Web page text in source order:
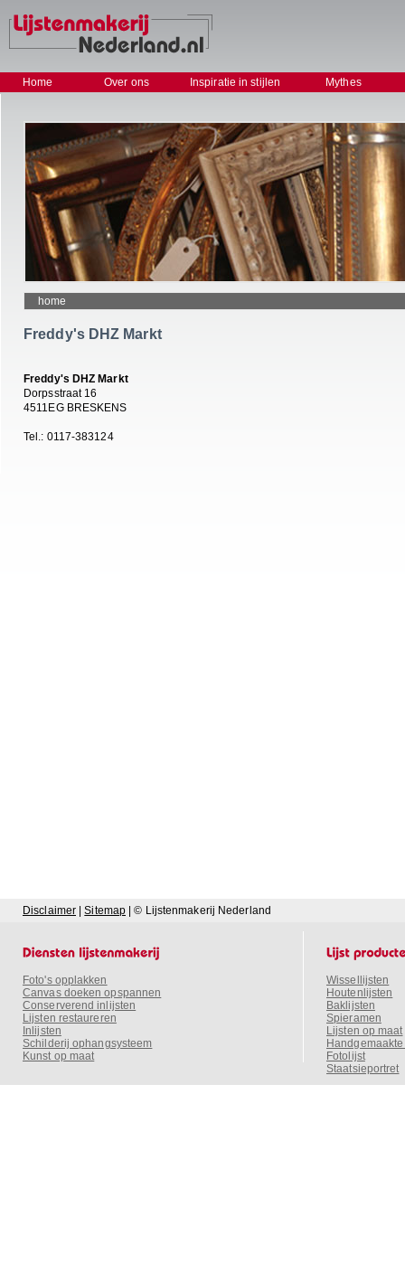
Home Over ons Inspiratie in stijlen Mythes
home
Freddy's DHZ Markt
Freddy's DHZ Markt
Dorpsstraat 16
4511EG BRESKENS
Tel.: 0117-383124
Disclaimer |Sitemap | © Lijstenmakerij Nederland
Foto's opplakken
Canvas doeken opspannen
Conserverend inlijsten
Lijsten restaureren
Inlijsten
Schilderij ophangsysteem
Kunst op maat
Wissellijsten
Houtenlijsten
Baklijsten
Spieramen
Lijsten op maat
Fotolijst
Staatsieportret